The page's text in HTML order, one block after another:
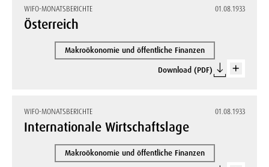
WIFO-MONATSBERICHTE 01.08.1933
Österreich
Makroökonomie und öffentliche Finanzen
Download (PDF)
WIFO-MONATSBERICHTE 01.08.1933
Internationale Wirtschaftslage
Makroökonomie und öffentliche Finanzen